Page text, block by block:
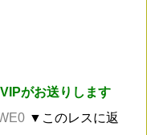
がお送りします
▼このレスに返